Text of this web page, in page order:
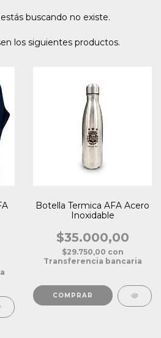
buscando no existe.
los siguientes productos.
Botella Termica AFA Acero
Inoxidable
$35.000,00
$29.750,00 con
Transferencia bancaria